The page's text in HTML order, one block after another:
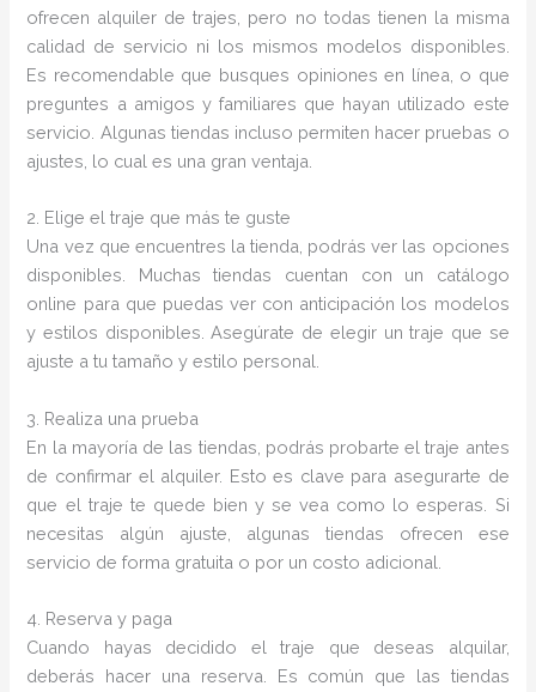
ofrecen alquiler de trajes, pero no todas tienen la misma
calidad de servicio ni los mismos modelos disponibles.
Es recomendable que busques opiniones en línea, o que
preguntes a amigos y familiares que hayan utilizado este
servicio. Algunas tiendas incluso permiten hacer pruebas o
ajustes, lo cual es una gran ventaja.
2. Elige el traje que más te guste
Una vez que encuentres la tienda, podrás ver las opciones
disponibles. Muchas tiendas cuentan con un catálogo
online para que puedas ver con anticipación los modelos
y estilos disponibles. Asegúrate de elegir un traje que se
ajuste a tu tamaño y estilo personal.
3. Realiza una prueba
En la mayoría de las tiendas, podrás probarte el traje antes
de confirmar el alquiler. Esto es clave para asegurarte de
que el traje te quede bien y se vea como lo esperas. Si
necesitas algún ajuste, algunas tiendas ofrecen ese
servicio de forma gratuita o por un costo adicional.
4. Reserva y paga
Cuando hayas decidido el traje que deseas alquilar,
deberás hacer una reserva. Es común que las tiendas